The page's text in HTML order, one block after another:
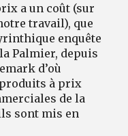
a un coût (sur
travail), que
enquête
Palmier, depuis
d’où
à prix
de la
sont mis en